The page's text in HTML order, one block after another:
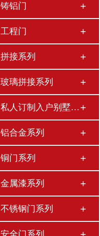
铸铝门
工程门
拼接系列
玻璃拼接系列
私人订制入户别墅门…
铝合金系列
铜门系列
金属漆系列
不锈钢门系列
安全门系列